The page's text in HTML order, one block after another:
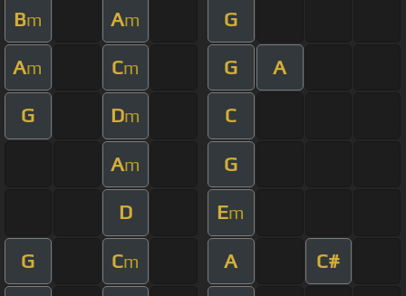
Bm Am G
Am Cm G A
G Dm C
Am G
D Em
G Cm A C#